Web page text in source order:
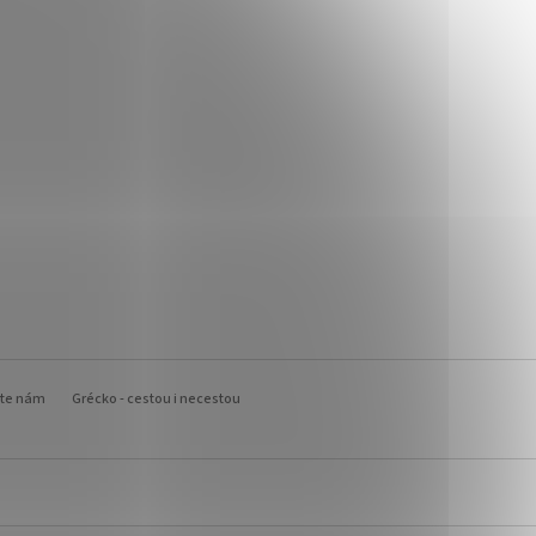
nám
Grécko - cestou i necestou